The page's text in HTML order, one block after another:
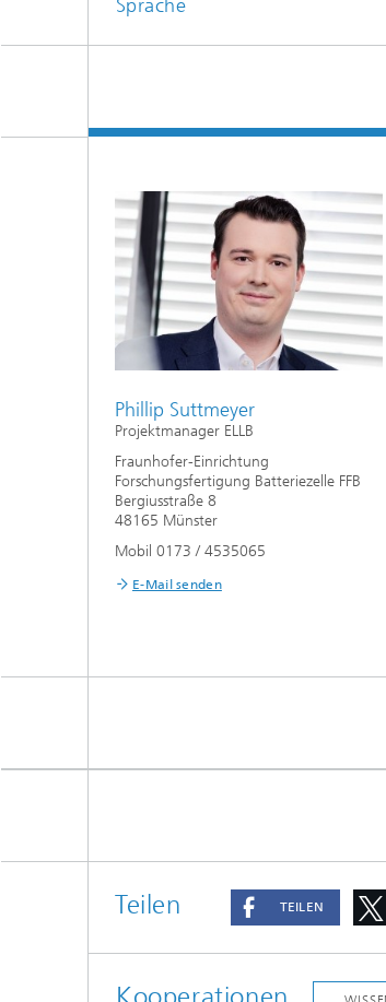
Sprache
Phillip Suttmeyer
Projektmanager ELLB
Fraunhofer-Einrichtung
Forschungsfertigung Batteriezelle FFB
Bergiusstraße 8
48165 Münster
Mobil 0173 / 4535065
E-Mail senden
Teilen TEILEN